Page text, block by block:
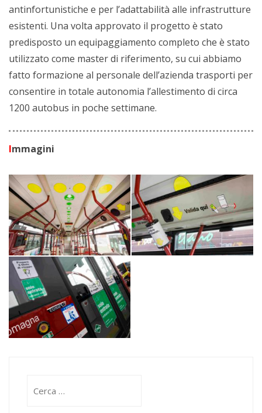
antinfortunistiche e per l’adattabilità alle infrastrutture
esistenti. Una volta approvato il progetto è stato
predisposto un equipaggiamento completo che è stato
utilizzato come master di riferimento, su cui abbiamo
fatto formazione al personale dell’azienda trasporti per
consentire in totale autonomia l’allestimento di circa
1200 autobus in poche settimane.
Immagini